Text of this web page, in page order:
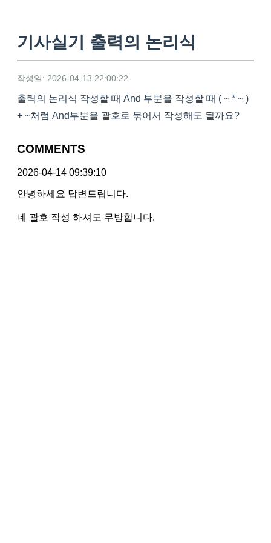
기사실기 출력의 논리식
작성일: 2026-04-13 22:00:22
출력의 논리식 작성할 때 And 부분을 작성할 때 ( ~ * ~ )
+ ~처럼 And부분을 괄호로 묶어서 작성해도 될까요?
COMMENTS
2026-04-14 09:39:10
안녕하세요 답변드립니다.
네 괄호 작성 하셔도 무방합니다.